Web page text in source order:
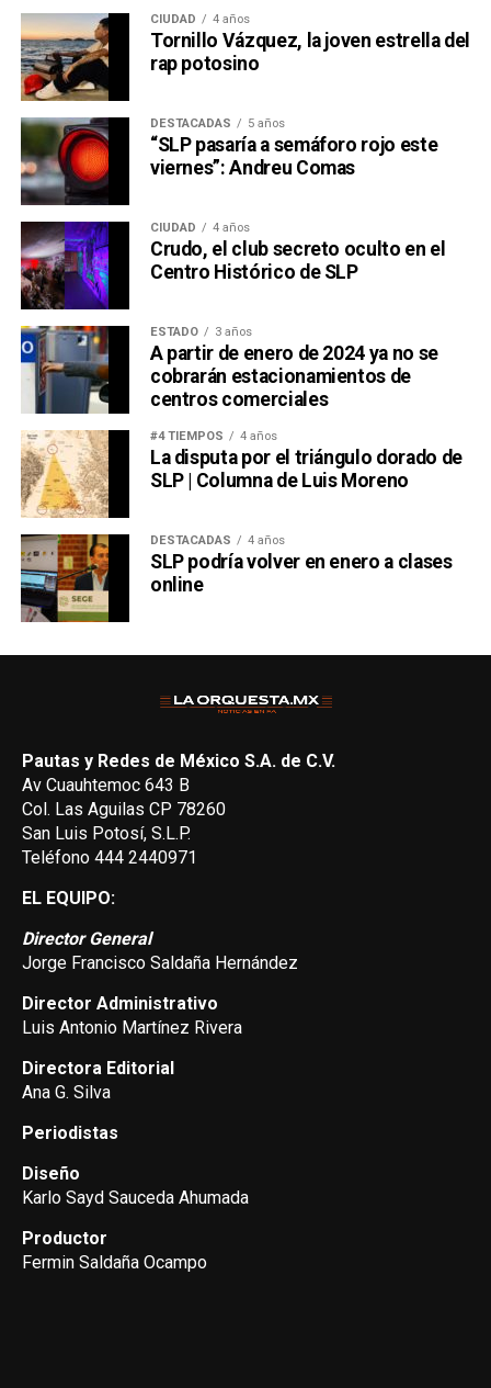
CIUDAD 4 años
Tornillo Vázquez, la joven estrella del
rap potosino
DESTACADAS 5 años
“SLP pasaría a semáforo rojo este
viernes”: Andreu Comas
CIUDAD 4 años
Crudo, el club secreto oculto en el
Centro Histórico de SLP
ESTADO 3 años
A partir de enero de 2024 ya no se
cobrarán estacionamientos de
centros comerciales
#4 TIEMPOS 4 años
La disputa por el triángulo dorado de
SLP | Columna de Luis Moreno
DESTACADAS 4 años
SLP podría volver en enero a clases
online
Pautas y Redes de México S.A. de C.V.
Av Cuauhtemoc 643 B
Col. Las Aguilas CP 78260
San Luis Potosí, S.L.P.
Teléfono 444 2440971
EL EQUIPO:
Director General
Jorge Francisco Saldaña Hernández
Director Administrativo
Luis Antonio Martínez Rivera
Directora Editorial
Ana G. Silva
Periodistas
Diseño
Karlo Sayd Sauceda Ahumada
Productor
Fermin Saldaña Ocampo